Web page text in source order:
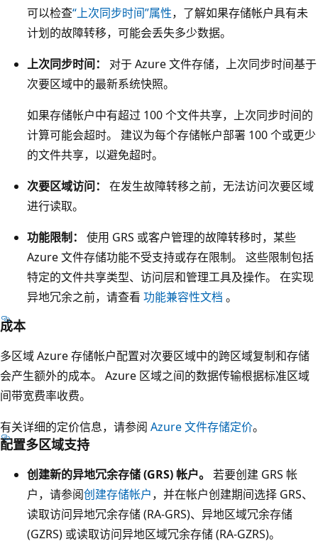
储
帐
户
和
个
标
记
为
副
本
1
、
副
本
副
本
3
图
标
。
表
示
G
。
每
可
用
性
区
域
都
包
含
一
个
表
据
中
心
灰
色
框
。
每
个
可以检查“上次同步时间”属性，了解如果存储帐户具有未
计划的故障转移，可能会丢失多少数据。
上次同步时间：
对于 Azure 文件存储，上次同步时间基于
次要区域中的最新系统快照。
如果存储帐户中有超过 100 个文件共享，上次同步时间的
计算可能会超时。 建议为每个存储帐户部署 100 个或更少
的文件共享，以避免超时。
次要区域访问：
在发生故障转移之前，无法访问次要区域
进行读取。
功能限制：
使用 GRS 或客户管理的故障转移时，某些
Azure 文件存储功能不受支持或存在限制。 这些限制包括
特定的文件共享类型、访问层和管理工具及操作。 在实现
异地冗余之前，请查看 功能兼容性文档 。
成本
多区域 Azure 存储帐户配置对次要区域中的跨区域复制和存储
会产生额外的成本。 Azure 区域之间的数据传输根据标准区域
间带宽费率收费。
有关详细的定价信息，请参阅 Azure 文件存储定价。
配置多区域支持
创建新的异地冗余存储 (GRS) 帐户。 若要创建 GRS 帐
户，请参阅创建存储帐户，并在帐户创建期间选择 GRS、
读取访问异地冗余存储 (RA-GRS)、异地区域冗余存储
(GZRS) 或读取访问异地区域冗余存储 (RA-GZRS)。